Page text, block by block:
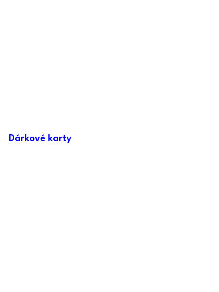
Dárkové karty